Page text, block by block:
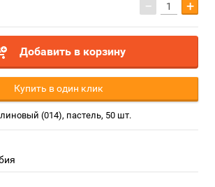
− +
Добавить в корзину
Купить в один клик
(014), пастель, 50 шт.